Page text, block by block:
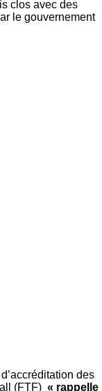
clos avec des
le gouvernement
des
(FTF) « rappelle